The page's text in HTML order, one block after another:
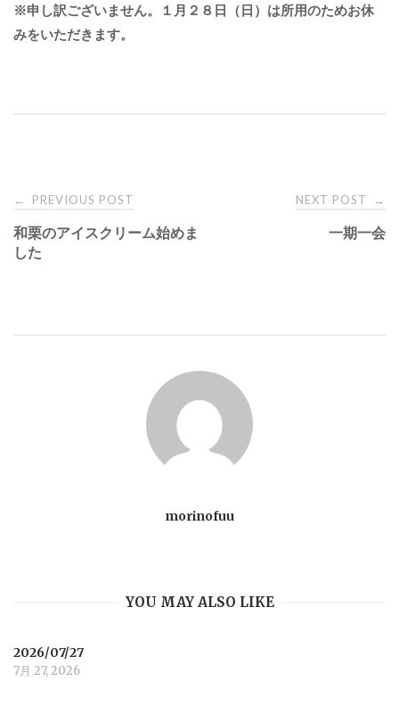
※申し訳ございません。１月２８日（日）は所用のためお休
みをいただきます。
P
o
t
← PREVIOUS POST
和栗のアイスクリーム始めま
した
NEXT POST →
一期一会
morinofuu
YOU MAY ALSO LIKE
2026/07/27
7月 27, 2026